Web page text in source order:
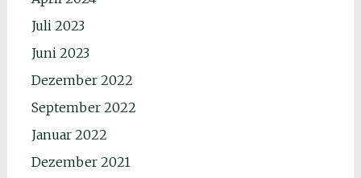
Juli 2023
Juni 2023
Dezember 2022
September 2022
Januar 2022
Dezember 2021